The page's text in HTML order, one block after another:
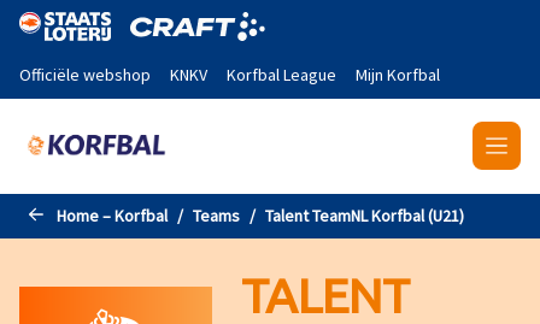
Naar de hoofdinhoud gaan
Officiële webshop KNKV Korfbal League Mijn Korfbal
Home – Korfbal Teams Talent TeamNL Korfbal (U21)
TALENT